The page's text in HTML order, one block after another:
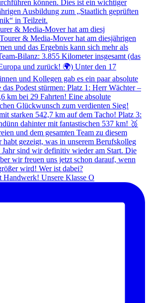
& Media-Mover hat am diesj
Unsere Klasse O